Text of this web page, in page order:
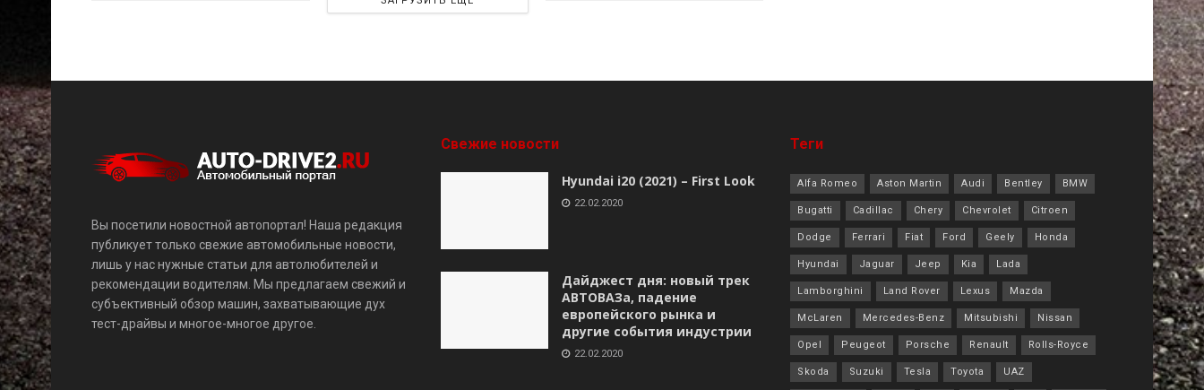
Вы посетили новостной автопортал! Наша редакция
публикует только свежие автомобильные новости,
лишь у нас нужные статьи для автолюбителей и
рекомендации водителям. Мы предлагаем свежий и
субъективный обзор машин, захватывающие дух
тест-драйвы и многое-многое другое.
Свежие новости
Hyundai i20 (2021) – First Look
22.02.2020
Дайджест дня: новый трек
АВТОВАЗа, падение
европейского рынка и
другие события индустрии
22.02.2020
Теги
Alfa Romeo Aston Martin Audi Bentley BMW
Bugatti Cadillac Chery Chevrolet Citroen
Dodge Ferrari Fiat Ford Geely Honda
Hyundai Jaguar Jeep Kia Lada
Lamborghini Land Rover Lexus Mazda
McLaren Mercedes-Benz Mitsubishi Nissan
Opel Peugeot Porsche Renault Rolls-Royce
Skoda Suzuki Tesla Toyota UAZ